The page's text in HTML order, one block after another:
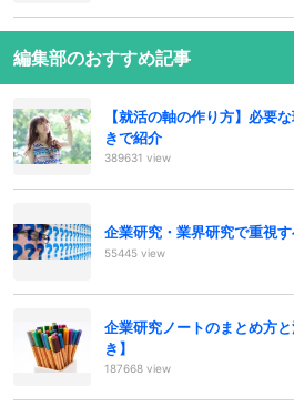
編集部のおすすめ記事
【就活の軸の作り方】必要
きで紹介
389631 view
企業研究・業界研究で重視す
55445 view
企業研究ノートのまとめ方
き】
187668 view